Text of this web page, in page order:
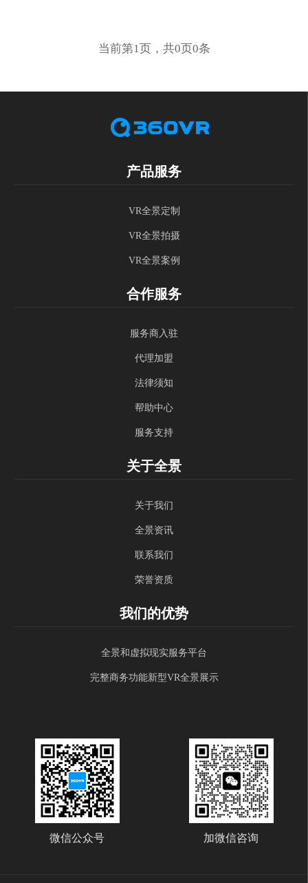
当前第1页，共0页0条
产品服务
VR全景定制
VR全景拍摄
VR全景案例
合作服务
服务商入驻
代理加盟
法律须知
帮助中心
服务支持
关于全景
关于我们
全景资讯
联系我们
荣誉资质
我们的优势
全景和虚拟现实服务平台
完整商务功能新型VR全景展示
微信公众号 加微信咨询